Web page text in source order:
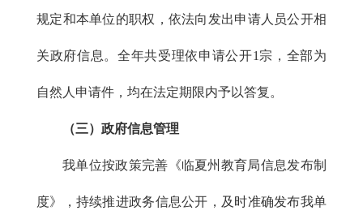
规定和本单位的职权，依法向发出申请人员公开相
关政府信息。全年共受理依申请公开1宗，全部为
自然人申请件，均在法定期限内予以答复。
（三）政府信息管理
我单位按政策完善《临夏州教育局信息发布制
度》，持续推进政务信息公开，及时准确发布我单